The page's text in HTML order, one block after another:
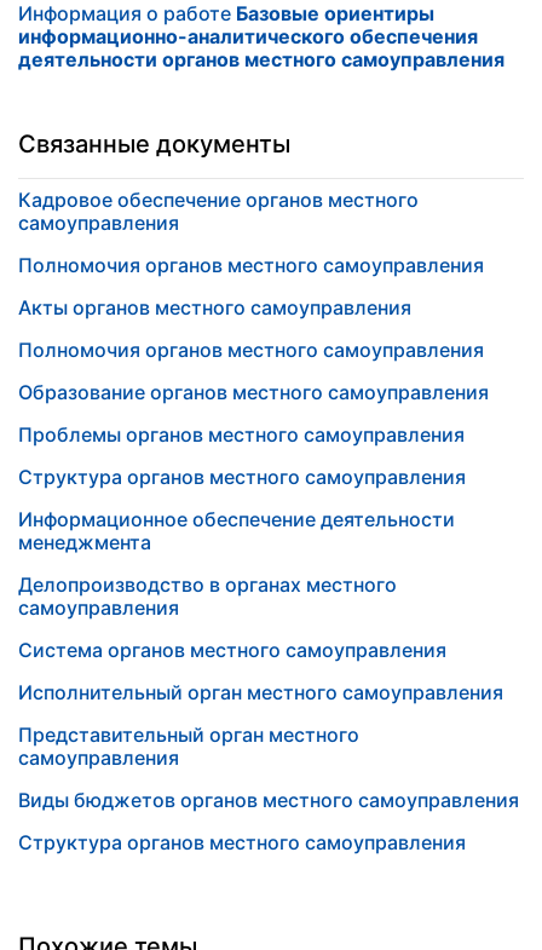
Информация о работе Базовые ориентиры
информационно-аналитического обеспечения
деятельности органов местного самоуправления
Связанные документы
Кадровое обеспечение органов местного
самоуправления
Полномочия органов местного самоуправления
Акты органов местного самоуправления
Полномочия органов местного самоуправления
Образование органов местного самоуправления
Проблемы органов местного самоуправления
Структура органов местного самоуправления
Информационное обеспечение деятельности
менеджмента
Делопроизводство в органах местного
самоуправления
Система органов местного самоуправления
Исполнительный орган местного самоуправления
Представительный орган местного
самоуправления
Виды бюджетов органов местного самоуправления
Структура органов местного самоуправления